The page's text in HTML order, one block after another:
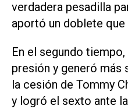
verdadera pesadilla
aportó un doblete
En el segundo
presión y generó más
la cesión de Tommy
y logró el sexto ante